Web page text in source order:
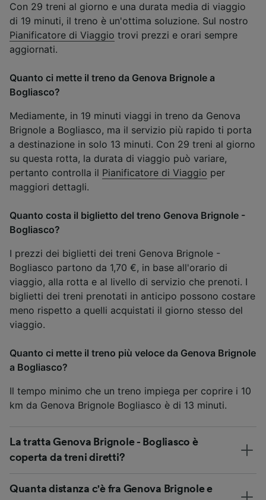
Con 29 treni al giorno e una durata media di viaggio
di 19 minuti, il treno è un'ottima soluzione. Sul nostro
Pianificatore di Viaggio trovi prezzi e orari sempre
aggiornati.
Quanto ci mette il treno da Genova Brignole a
Bogliasco?
Mediamente, in 19 minuti viaggi in treno da Genova
Brignole a Bogliasco, ma il servizio più rapido ti porta
a destinazione in solo 13 minuti. Con 29 treni al giorno
su questa rotta, la durata di viaggio può variare,
pertanto controlla il Pianificatore di Viaggio per
maggiori dettagli.
Quanto costa il biglietto del treno Genova Brignole -
Bogliasco?
I prezzi dei biglietti dei treni Genova Brignole -
Bogliasco partono da 1,70 €, in base all'orario di
viaggio, alla rotta e al livello di servizio che prenoti. I
biglietti dei treni prenotati in anticipo possono costare
meno rispetto a quelli acquistati il giorno stesso del
viaggio.
Quanto ci mette il treno più veloce da Genova Brignole
a Bogliasco?
Il tempo minimo che un treno impiega per coprire i 10
km da Genova Brignole Bogliasco è di 13 minuti.
La tratta Genova Brignole - Bogliasco è
coperta da treni diretti?
Quanta distanza c'è fra Genova Brignole e